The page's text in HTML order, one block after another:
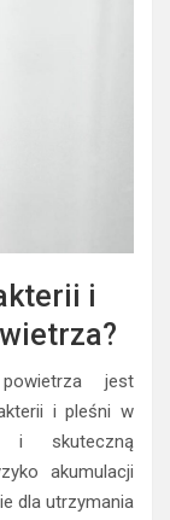
i
jest
i pleśni w
i skuteczną
akumulacji
dla utrzymania